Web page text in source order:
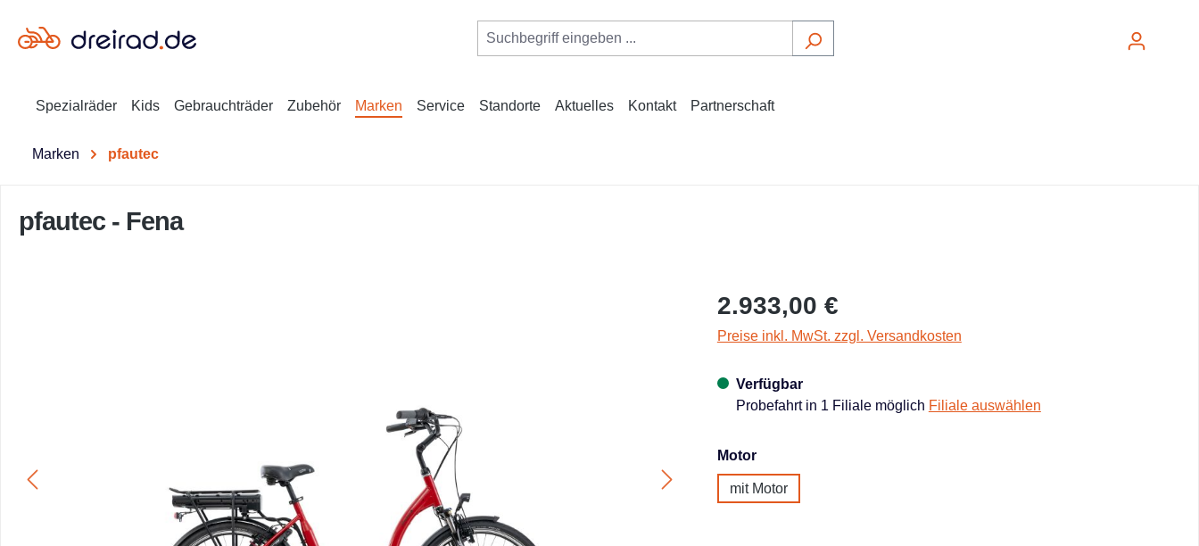
Spezialräder Kids Gebrauchträder Zubehör Marken Service Standorte Aktuelles Kontakt Partnerschaft
Marken pfautec
pfautec - Fena
2.933,00 €
Preise inkl. MwSt. zzgl. Versandkosten
Verfügbar
Probefahrt in 1 Filiale möglich Filiale auswählen
Motorauswählen
mit Motor